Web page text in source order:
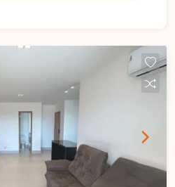
oferecendo ótima
de um projeto
Uma excelente
ou construir o imóvel
das regiões que mais
Entre em contato e